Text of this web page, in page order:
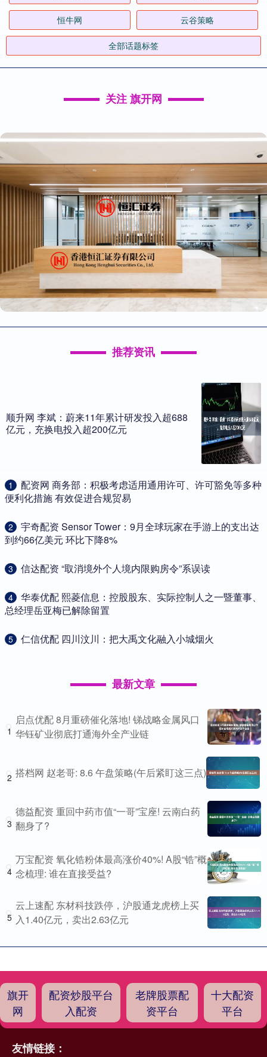
恒牛网 云谷策略
全部话题标签
关注 旗开网
推荐资讯
顺升网 李斌：蔚来11年累计研发投入超688
亿元，充换电投入超200亿元
1
​配资网 商务部：积极考虑适用通用许可、许可豁免等多种
便利化措施 有效促进合规贸易
2
​宇奇配资 Sensor Tower：9月全球玩家在手游上的支出达
到约66亿美元 环比下降8%
3 ​信达配资 “取消境外个人境内限购房令”系误读
4
​华泰优配 熙菱信息：控股股东、实际控制人之一暨董事、
总经理岳亚梅已解除留置
5 ​仁信优配 四川汶川：把大禹文化融入小城烟火
最新文章
1
启点优配 8月重磅催化落地! 锑战略金属风口
华钰矿业彻底打通海外全产业链
2 搭档网 赵老哥: 8.6 午盘策略(午后紧盯这三点)
3
德益配资 重回中药市值“一哥”宝座! 云南白药
翻身了?
4
万宝配资 氧化锆粉体最高涨价40%! A股“锆”概
念梳理: 谁在直接受益?
5
云上速配 东材科技跌停，沪股通龙虎榜上买
入1.40亿元，卖出2.63亿元
旗开
网
配资炒股平台
入配资
老牌股票配
资平台
十大配资
平台
友情链接：